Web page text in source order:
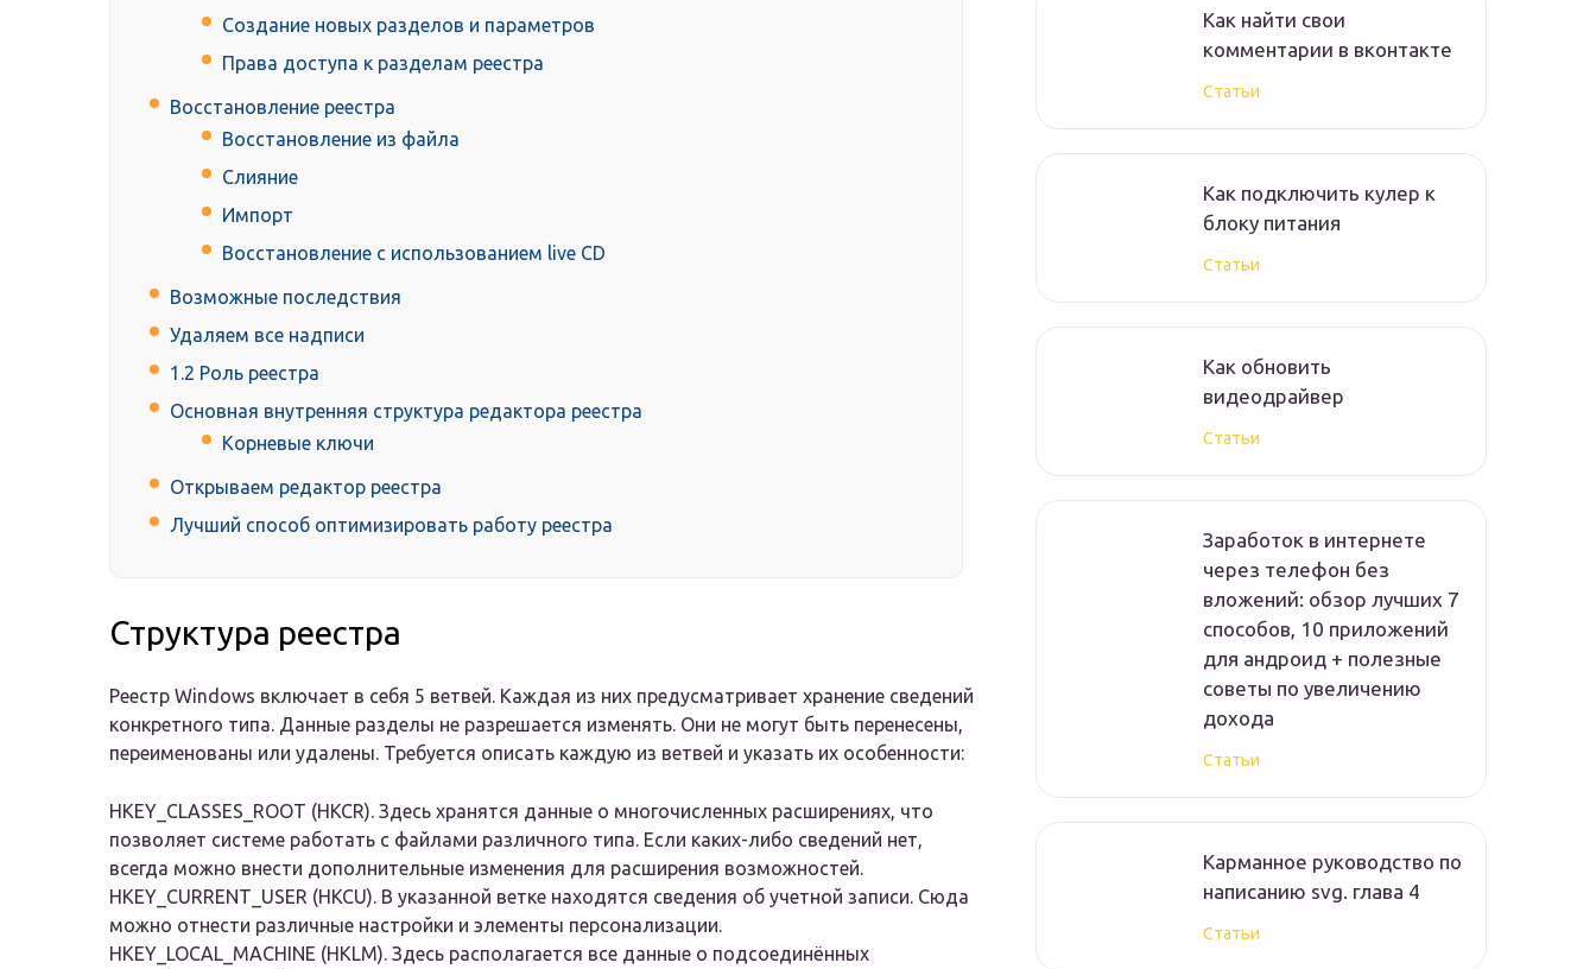
Создание новых разделов и параметров
Права доступа к разделам реестра
Восстановление реестра
Восстановление из файла
Слияние
Импорт
Восстановление с использованием live CD
Возможные последствия
Удаляем все надписи
1.2 Роль реестра
Основная внутренняя структура редактора реестра
Корневые ключи
Открываем редактор реестра
Лучший способ оптимизировать работу реестра
Структура реестра
Реестр Windows включает в себя 5 ветвей. Каждая из них предусматривает хранение сведений
конкретного типа. Данные разделы не разрешается изменять. Они не могут быть перенесены,
переименованы или удалены. Требуется описать каждую из ветвей и указать их особенности:
HKEY_CLASSES_ROOT (HKCR). Здесь хранятся данные о многочисленных расширениях, что
позволяет системе работать с файлами различного типа. Если каких-либо сведений нет,
всегда можно внести дополнительные изменения для расширения возможностей.
HKEY_CURRENT_USER (HKCU). В указанной ветке находятся сведения об учетной записи. Сюда
можно отнести различные настройки и элементы персонализации.
HKEY_LOCAL_MACHINE (HKLM). Здесь располагается все данные о подсоединённых
Как найти свои
комментарии в вконтакте
Статьи
Как подключить кулер к
блоку питания
Статьи
Как обновить
видеодрайвер
Статьи
Заработок в интернете
через телефон без
вложений: обзор лучших 7
способов, 10 приложений
для андроид + полезные
советы по увеличению
дохода
Статьи
Карманное руководство по
написанию svg. глава 4
Статьи